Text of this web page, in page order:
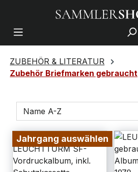
ZUBEHÖR & LITERATUR
Zubehör Briefmarken gebraucht
Jahrgang auswählen